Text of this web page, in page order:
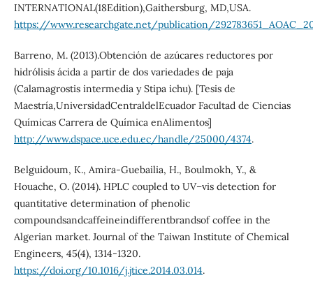
INTERNATIONAL(18Edition),Gaithersburg, MD,USA.
https://www.researchgate.net/publication/
Barreno, M. (2013).Obtención de azúcares reductores por
hidrólisis ácida a partir de dos variedades de paja
(Calamagrostis intermedia y Stipa ichu). [Tesis de
Maestría,UniversidadCentraldelEcuador Facultad de Ciencias
Químicas Carrera de Química enAlimentos]
http://www.dspace.uce.edu.ec/handle/25000/4374.
Belguidoum, K., Amira-Guebailia, H., Boulmokh, Y., &
Houache, O. (2014). HPLC coupled to UV–vis detection for
quantitative determination of phenolic
compoundsandcaffeineindifferentbrandsof coffee in the
Algerian market. Journal of the Taiwan Institute of Chemical
Engineers, 45(4), 1314-1320.
https://doi.org/10.1016/j.jtice.2014.03.014.